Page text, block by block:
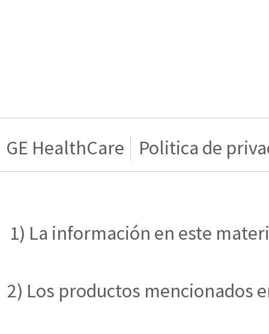
GE HealthCare Politica de
1) La información en este
2) Los productos mencionados